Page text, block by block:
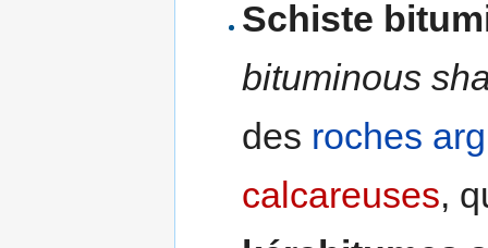
Schiste
bituminous
des roches
calcareuses,